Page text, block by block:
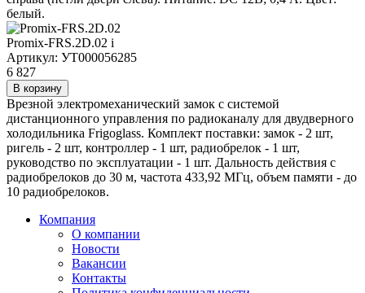
белый.
Promix-FRS.2D.02 i
Артикул: УТ000056285
6 827
В корзину
Врезной электромеханический замок с системой
дистанционного управления по радиоканалу для двудверного
холодильника Frigoglass. Комплект поставки: замок - 2 шт,
ригель - 2 шт, контроллер - 1 шт, радиобрелок - 1 шт,
руководство по эксплуатации - 1 шт. Дальность действия с
радиобрелоков до 30 м, частота 433,92 МГц, объем памяти - до
10 радиобрелоков.
Компания
О компании
Новости
Вакансии
Контакты